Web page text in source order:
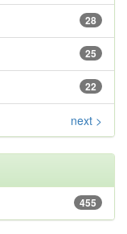
28
25
22
next >
455